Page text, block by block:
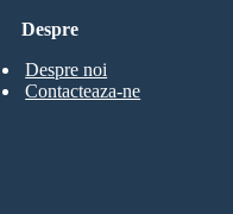
Despre
Despre noi
Contacteaza-ne